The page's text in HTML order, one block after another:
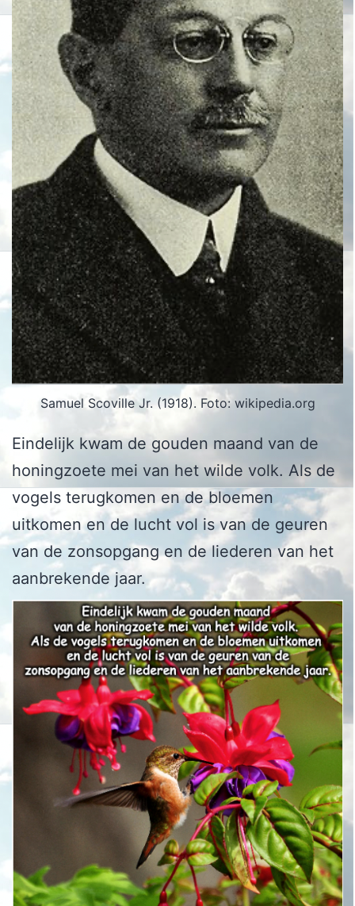
Samuel Scoville Jr. (1918). Foto: wikipedia.org
Eindelijk kwam de gouden maand van de
honingzoete mei van het wilde volk. Als de
vogels terugkomen en de bloemen
uitkomen en de lucht vol is van de geuren
van de zonsopgang en de liederen van het
aanbrekende jaar.